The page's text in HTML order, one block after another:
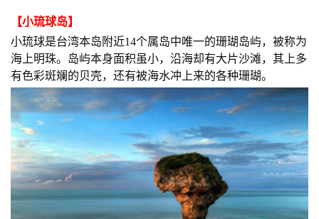
【小琉球岛】
小琉球是台湾本岛附近14个属岛中唯一的珊瑚岛屿，被称为
海上明珠。岛屿本身面积虽小，沿海却有大片沙滩，其上多
有色彩斑斓的贝壳，还有被海水冲上来的各种珊瑚。